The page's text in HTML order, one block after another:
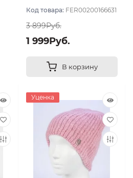
Код товара: FER00200166631
3 899Руб.
1 999Руб.
В корзину
Уценка